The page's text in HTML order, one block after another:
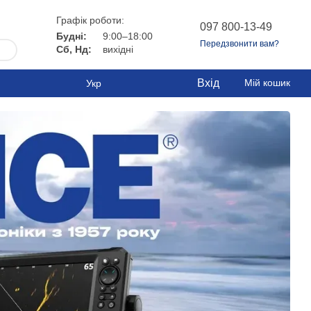
Графік роботи:
Будні:
9:00–18:00
Сб, Нд:
вихідні
097 800-13-49
Передзвонити вам?
Укр Вхід Мій кошик